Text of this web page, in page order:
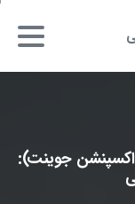
اکسپنشن جوینت‌):